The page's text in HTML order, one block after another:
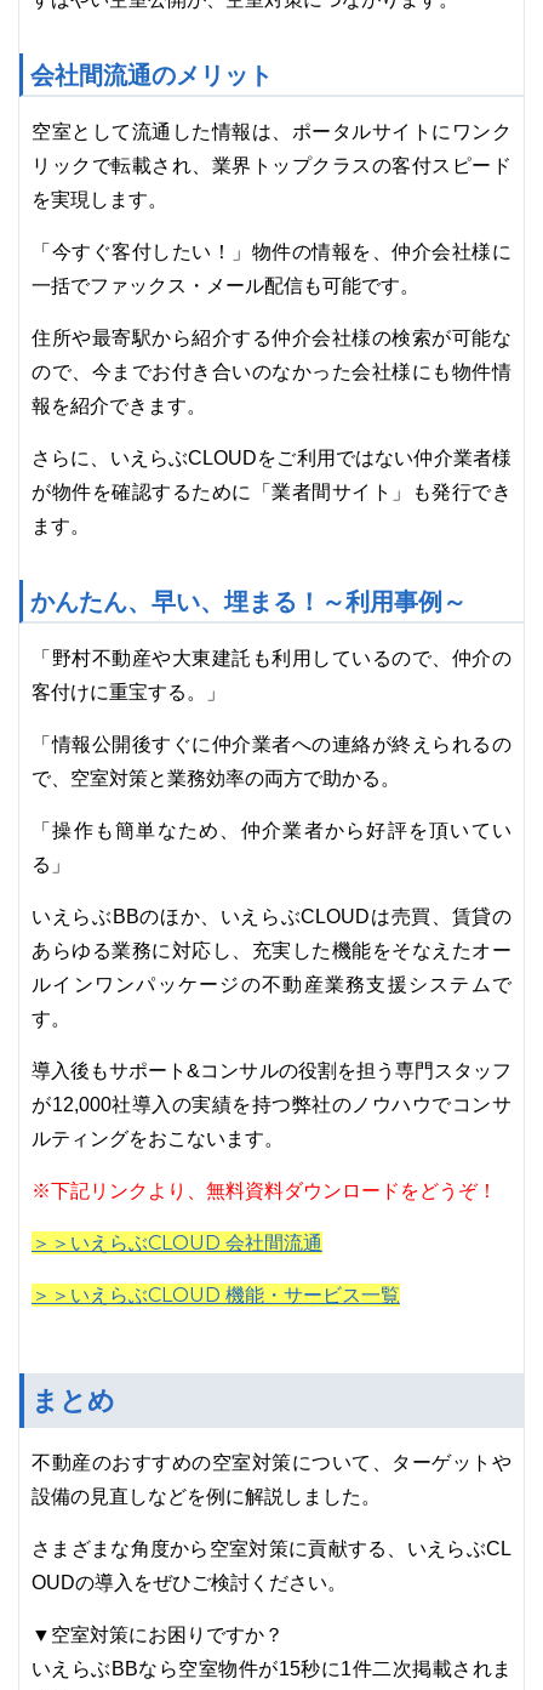
会社間流通のメリット
空室として流通した情報は、ポータルサイトにワンク
リックで転載され、業界トップクラスの客付スピード
を実現します。
「今すぐ客付したい！」物件の情報を、仲介会社様に
一括でファックス・メール配信も可能です。
住所や最寄駅から紹介する仲介会社様の検索が可能な
ので、今までお付き合いのなかった会社様にも物件情
報を紹介できます。
さらに、いえらぶCLOUDをご利用ではない仲介業者様
が物件を確認するために「業者間サイト」も発行でき
ます。
かんたん、早い、埋まる！～利用事例～
「野村不動産や大東建託も利用しているので、仲介の
客付けに重宝する。」
「情報公開後すぐに仲介業者への連絡が終えられるの
で、空室対策と業務効率の両方で助かる。
「操作も簡単なため、仲介業者から好評を頂いてい
る」
いえらぶBBのほか、いえらぶCLOUDは売買、賃貸の
あらゆる業務に対応し、充実した機能をそなえたオー
ルインワンパッケージの不動産業務支援システムで
す。
導入後もサポート&コンサルの役割を担う専門スタッフ
が12,000社導入の実績を持つ弊社のノウハウでコンサ
ルティングをおこないます。
※下記リンクより、無料資料ダウンロードをどうぞ！
＞＞いえらぶCLOUD 会社間流通
＞＞いえらぶCLOUD 機能・サービス一覧
まとめ
不動産のおすすめの空室対策について、ターゲットや
設備の見直しなどを例に解説しました。
さまざまな角度から空室対策に貢献する、いえらぶCL
OUDの導入をぜひご検討ください。
▼空室対策にお困りですか？
いえらぶBBなら空室物件が15秒に1件二次掲載されま